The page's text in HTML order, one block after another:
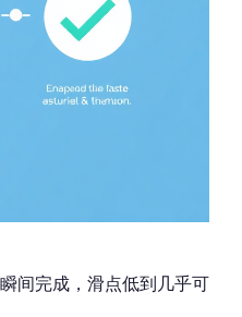
间完成，滑点低到几乎可